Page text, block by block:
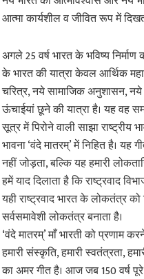
आत्मा कार्यशील व जीवित रूप में
अगले 25 वर्ष भारत के भविष्य
के भारत की यात्रा केवल आर्थिक
चरित्र, नये सामाजिक अनुशासन,
ऊंचाईयां छूने की यात्रा है। यह वह
सूत्र में पिरोने वाली साझा राष्ट्रीय
भावना ‘वंदे मातरम्’ में निहित है।
नहीं जोड़ता, बल्कि यह हमारी
हमें याद दिलाता है कि राष्ट्रवाद
यही राष्ट्रवाद भारत के लोकतंत्र
सर्वसमावेशी लोकतंत्र बनाता है।
‘वंदे मातरम्’ माँ भारती को प्रणाम
हमारी संस्कृति, हमारी स्वतंत्रता,
का अमर गीत है। आज जब 150 वर्ष